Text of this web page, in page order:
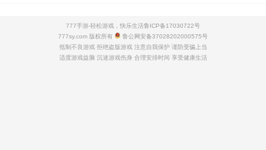
777手游-轻松游戏，快乐生活鲁ICP备17030722号
777sy.com 版权所有
鲁公网安备37028202000575号
抵制不良游戏 拒绝盗版游戏 注意自我保护 谨防受骗上当
适度游戏益脑 沉迷游戏伤身 合理安排时间 享受健康生活